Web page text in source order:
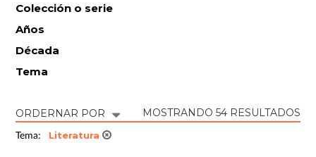
Colección o serie
Años
Década
Tema
ORDERNAR POR MOSTRANDO 54 RESULTADOS
Tema: Literatura